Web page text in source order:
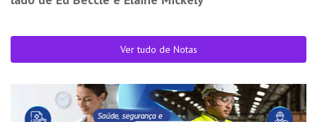
Ver tudo de Notas